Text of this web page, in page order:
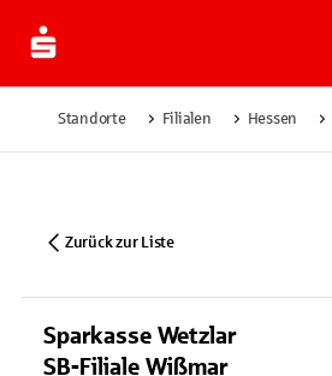
Standorte Filialen Hessen
Zurück zur Liste
Sparkasse Wetzlar
SB-Filiale Wißmar